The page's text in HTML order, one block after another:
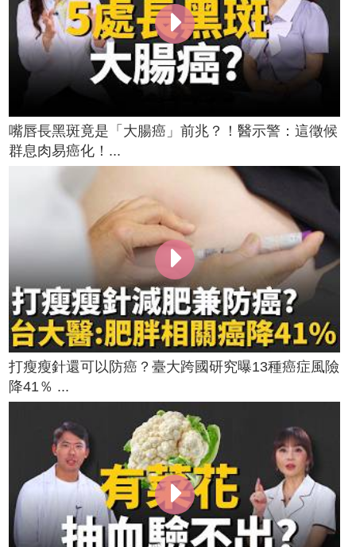
嘴唇長黑斑竟是「大腸癌」前兆？！醫示警：這徵候
群息肉易癌化！...
打瘦瘦針還可以防癌？臺大跨國研究曝13種癌症風險
降41％ ...